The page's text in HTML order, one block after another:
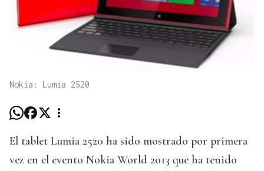
Nokia: Lumia 2520
El tablet Lumia 2520 ha sido mostrado por primera
vez en el evento Nokia World 2013 que ha tenido